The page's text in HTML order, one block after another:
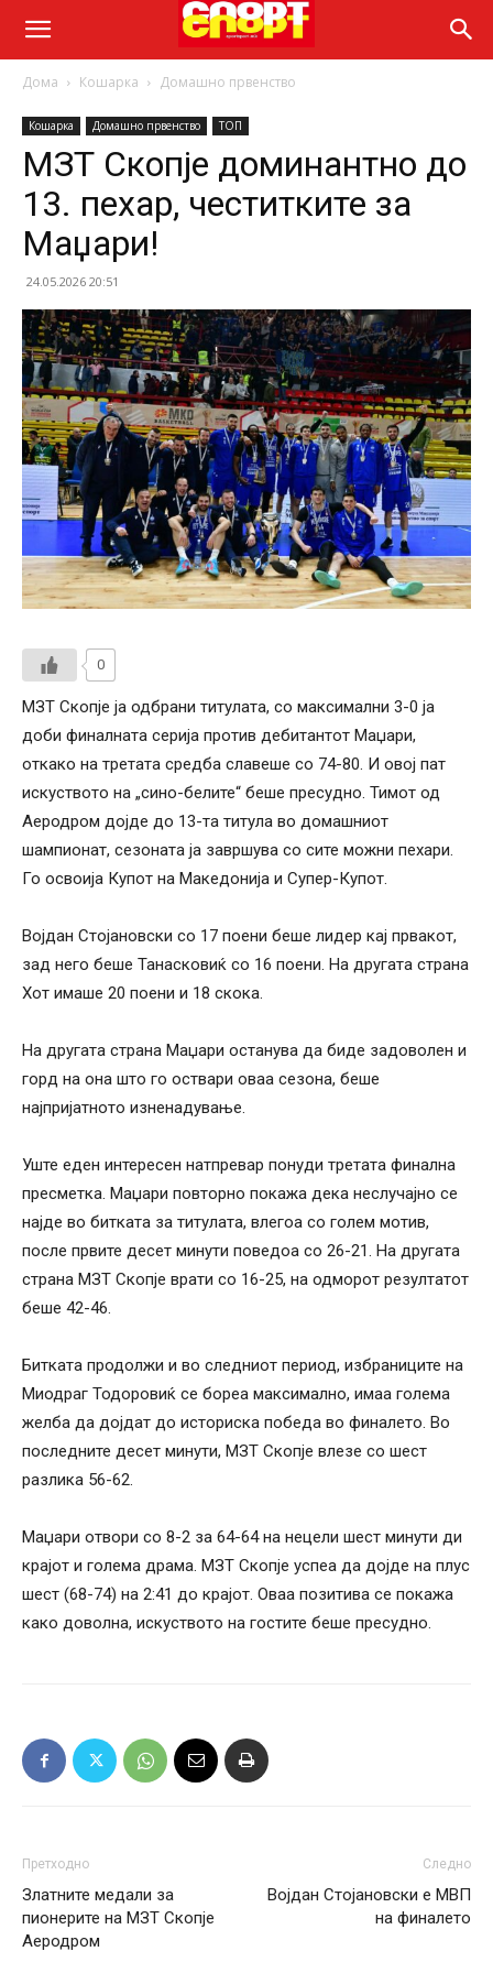
Дома Кошарка Домашно првенство
Кошарка Домашно првенство ТОП
МЗТ Скопје доминантно до
13. пехар, честитките за
Маџари!
24.05.2026 20:51
0
МЗТ Скопје ја одбрани титулата, со максимални 3-0 ја
доби финалната серија против дебитантот Маџари,
откако на третата средба славеше со 74-80. И овој пат
искуството на „сино-белите“ беше пресудно. Тимот од
Аеродром дојде до 13-та титула во домашниот
шампионат, сезоната ја завршува со сите можни пехари.
Го освоија Купот на Македонија и Супер-Купот.
Војдан Стојановски со 17 поени беше лидер кај првакот,
зад него беше Танасковиќ со 16 поени. На другата страна
Хот имаше 20 поени и 18 скока.
На другата страна Маџари останува да биде задоволен и
горд на она што го оствари оваа сезона, беше
најпријатното изненадување.
Уште еден интересен натпревар понуди третата финална
пресметка. Маџари повторно покажа дека неслучајно се
најде во битката за титулата, влегоа со голем мотив,
после првите десет минути поведоа со 26-21. На другата
страна МЗТ Скопје врати со 16-25, на одморот резултатот
беше 42-46.
Битката продолжи и во следниот период, избраниците на
Миодраг Тодоровиќ се бореа максимално, имаа голема
желба да дојдат до историска победа во финалето. Во
последните десет минути, МЗТ Скопје влезе со шест
разлика 56-62.
Маџари отвори со 8-2 за 64-64 на нецели шест минути ди
крајот и голема драма. МЗТ Скопје успеа да дојде на плус
шест (68-74) на 2:41 до крајот. Оваа позитива се покажа
како доволна, искуството на гостите беше пресудно.
Претходно
Златните медали за
пионерите на МЗТ Скопје
Аеродром
Следно
Војдан Стојановски е МВП
на финалето